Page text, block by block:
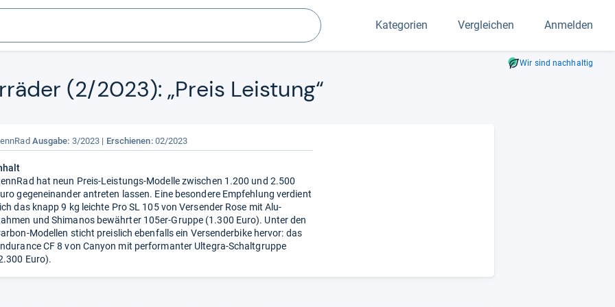
Suchen
Kategorien Vergleichen Anmelden
Wir sind nachhaltig
(2/2023): „Preis Leis­tung“
Ausgabe: 3/2023 Erschienen:02/2023
hat neun Preis-Leistungs-Modelle zwischen 1.200 und 2.500
gegeneinander antreten lassen. Eine besondere Empfehlung verdient
das knapp 9 kg leichte Pro SL 105 von Versender Rose mit Alu-
und Shimanos bewährter 105er-Gruppe (1.300 Euro). Unter den
Modellen sticht preislich ebenfalls ein Versenderbike hervor: das
CF 8 von Canyon mit performanter Ultegra-Schaltgruppe
Euro).